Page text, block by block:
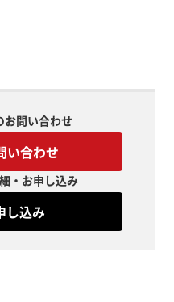
お問い合わせ
い合わせ
・お申し込み
し込み